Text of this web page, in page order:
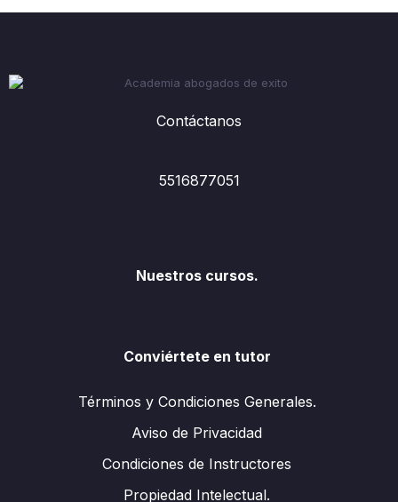
Contáctanos
5516877051
Nuestros cursos.
Conviértete en tutor
Términos y Condiciones Generales.
Aviso de Privacidad
Condiciones de Instructores
Propiedad Intelectual.